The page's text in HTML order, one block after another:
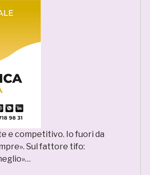
e competitivo. Io fuori da
Sul fattore tifo: